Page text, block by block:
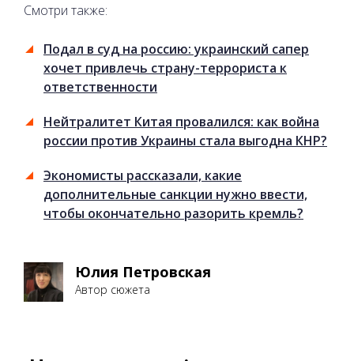
Смотри также:
Подал в суд на россию: украинский сапер
хочет привлечь страну-террориста к
ответственности
Нейтралитет Китая провалился: как война
россии против Украины стала выгодна КНР?
Экономисты рассказали, какие
дополнительные санкции нужно ввести,
чтобы окончательно разорить кремль?
Юлия Петровская
Автор сюжета